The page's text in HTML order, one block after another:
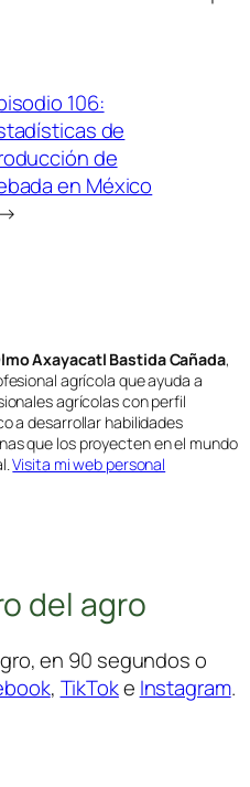
106:
de
de
en México
→
Axayacatl Bastida Cañada,
agrícola que ayuda a
agrícolas con perfil
a desarrollar habilidades
que los proyecten en el mundo
Visita mi web personal
del agro
en 90 segundos o
, TikToke Instagram.